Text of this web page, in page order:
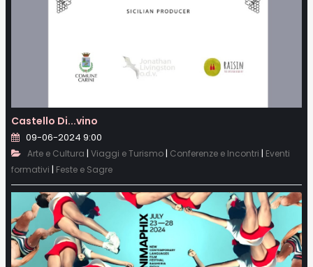
Castello Di...vino
09-06-2024 9:00
Arte e Cultura | Viaggi e Turismo| Conferenze e Incontri | Eventi
formativi | Feste e Sagre